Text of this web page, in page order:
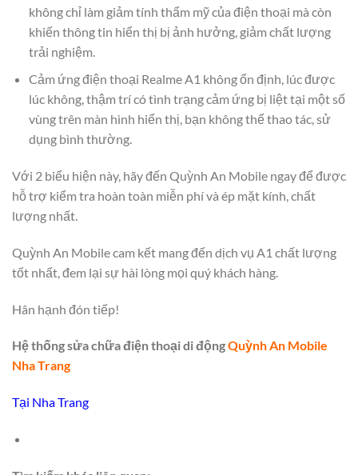
không chỉ làm giảm tính thẩm mỹ của điện thoại mà còn
khiến thông tin hiển thị bị ảnh hưởng, giảm chất lượng
trải nghiệm.
Cảm ứng điện thoại Realme A1 không ổn định, lúc được
lúc không, thậm trí có tình trạng cảm ứng bị liệt tại một số
vùng trên màn hình hiển thị, bạn không thể thao tác, sử
dụng bình thường.
Với 2 biểu hiện này, hãy đến Quỳnh An Mobile ngay để được
hỗ trợ kiểm tra hoàn toàn miễn phí và ép mặt kính, chất
lượng nhất.
Quỳnh An Mobile cam kết mang đến dịch vụ A1 chất lượng
tốt nhất, đem lại sự hài lòng mọi quý khách hàng.
Hân hạnh đón tiếp!
Hệ thống sửa chữa điện thoại di độngQuỳnh An Mobile
Nha Trang
Tại Nha Trang